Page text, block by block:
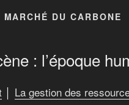
MARCHÉ DU CARBONE
: l’époque
│ La gestion des